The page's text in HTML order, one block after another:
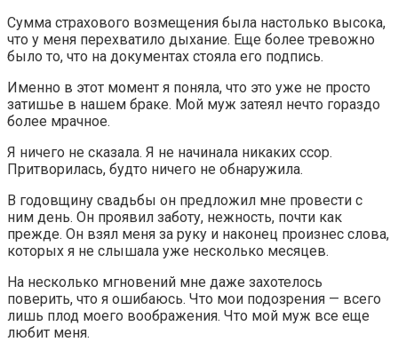
Сумма страхового возмещения была настолько высока,
что у меня перехватило дыхание. Еще более тревожно
было то, что на документах стояла его подпись.
Именно в этот момент я поняла, что это уже не просто
затишье в нашем браке. Мой муж затеял нечто гораздо
более мрачное.
Я ничего не сказала. Я не начинала никаких ссор.
Притворилась, будто ничего не обнаружила.
В годовщину свадьбы он предложил мне провести с
ним день. Он проявил заботу, нежность, почти как
прежде. Он взял меня за руку и наконец произнес слова,
которых я не слышала уже несколько месяцев.
На несколько мгновений мне даже захотелось
поверить, что я ошибаюсь. Что мои подозрения — всего
лишь плод моего воображения. Что мой муж все еще
любит меня.